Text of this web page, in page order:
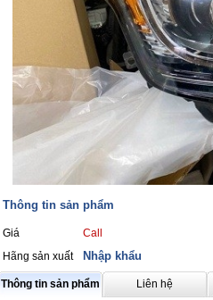
Thông tin sản phẩm
Giá
Call
Hãng sản xuất
Nhập khẩu
Thông tin sản phẩm Liên hệ